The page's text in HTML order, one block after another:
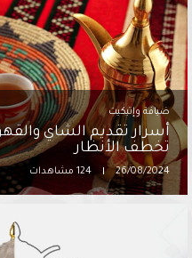
ضيافة وإتيكيت
أسرار تقديم الشاي
تخطف الأنظار
26/08/2024 124 مشاهدات